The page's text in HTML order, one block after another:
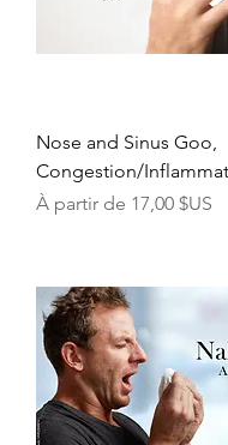
Nose and Sinus Goo,
Congestion/
À partir de 17,00 $US
Prix promotionnel